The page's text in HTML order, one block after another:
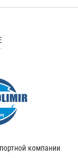
компании